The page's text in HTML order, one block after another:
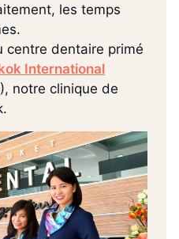
les temps
centre dentaire primé
International
notre clinique de